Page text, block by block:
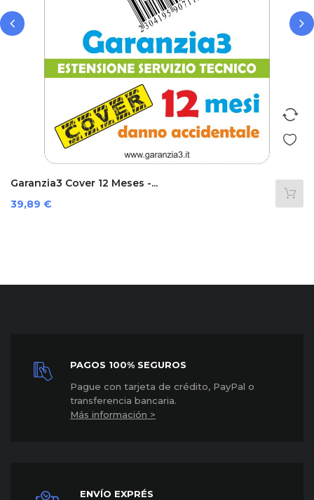
Garanzia3 Cover 12 Meses -...
Precio
39,89 €
PAGOS 100% SEGUROS
Pague con tarjeta de crédito, PayPal o
transferencia bancaria.
Más información >
ENVÍO EXPRÉS